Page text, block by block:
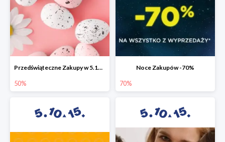
Przedświąteczne Zakupy w 5.10.15 do -50%
50%
Noce Zakupów -70%
70%